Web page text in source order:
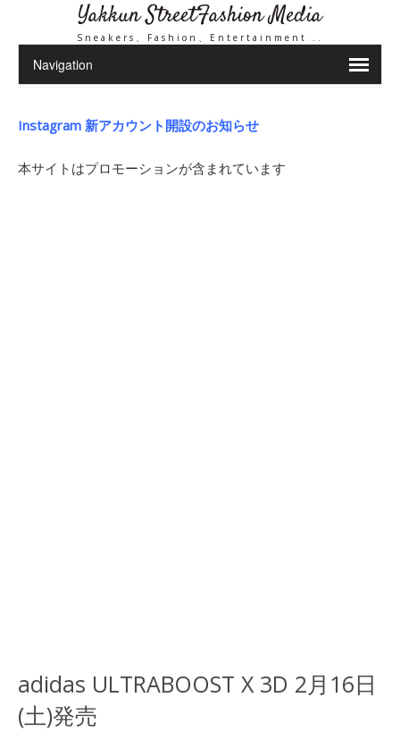
Yakkun StreetFashion Media
Sneakers、Fashion、Entertainment ..
Instagram 新アカウント開設のお知らせ
本サイトはプロモーションが含まれています
adidas ULTRABOOST X 3D 2月16日
(土)発売